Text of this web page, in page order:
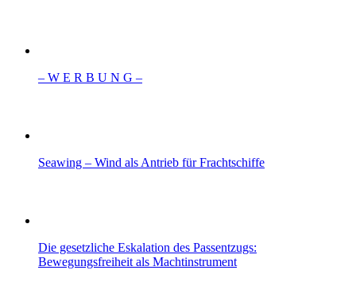
– W Ε R Β U Ν G –
Seawing – Wind als Antrieb für Frachtschiffe
Die gesetzliche Eskalation des Passentzugs:
Bewegungsfreiheit als Machtinstrument